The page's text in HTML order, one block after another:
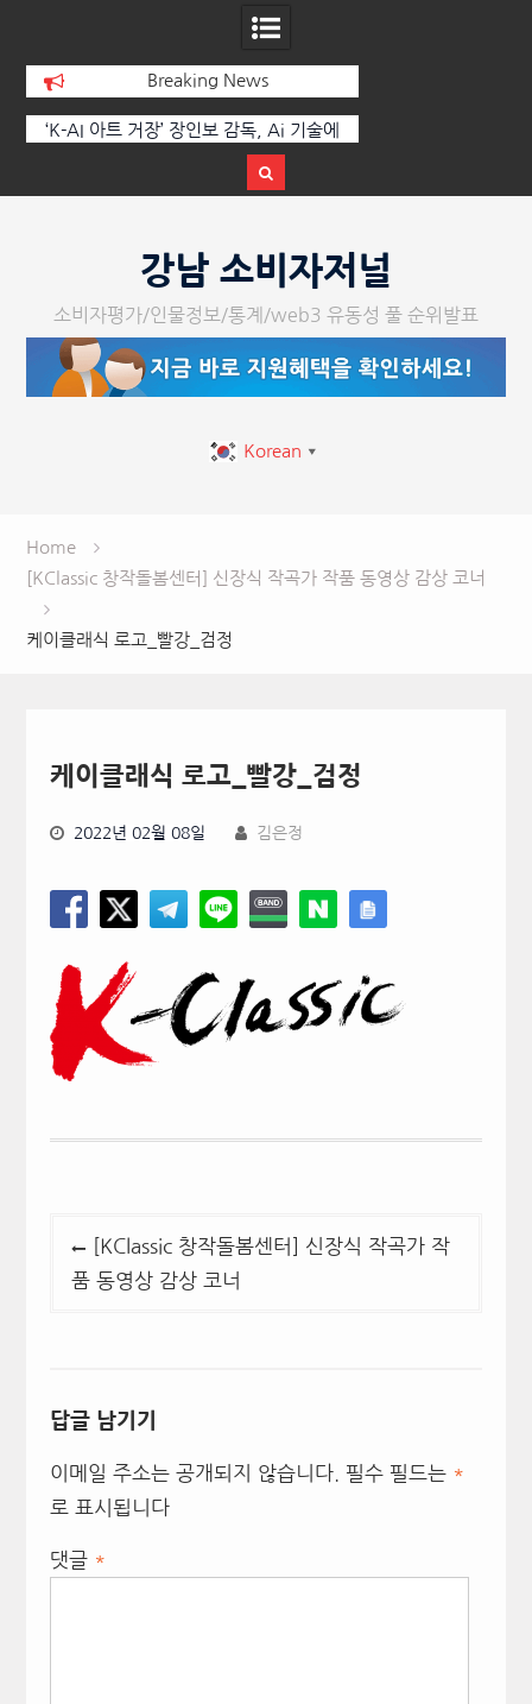
Breaking News
‘K-AI 아트 거장’ 장인보 감독, Ai 기술에
페스티벌’ 성황리에 막 내려
강남 소비자저널
소비자평가/인물정보/통계/web3 유동성 풀 순위발표
Korean ▼
Home
[KClassic 창작돌봄센터] 신장식 작곡가 작품 동영상 감상 코너
케이클래식 로고_빨강_검정
케이클래식 로고_빨강_검정
2022년 02월 08일 김은정
[KClassic 창작돌봄센터] 신장식 작곡가 작
품 동영상 감상 코너
답글 남기기
이메일 주소는 공개되지 않습니다. 필수 필드는 *
로 표시됩니다
댓글 *